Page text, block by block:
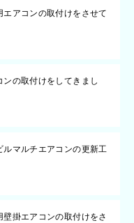
アコンの取付けをさせて
の取付けをしてきまし
マルチエアコンの更新工
掛エアコンの取付けをさ